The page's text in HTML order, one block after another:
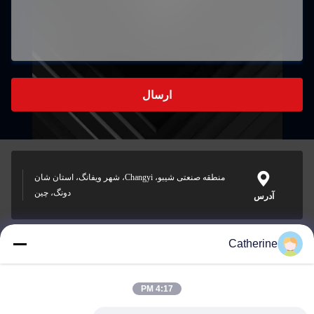
ارسال
آدرس
منطقه صنعتی شیبو، Changyi، شهر ویفانگ، استان شان
دونگ، چین
padraic@huayumachine.cn
Catherine
4:17 PM